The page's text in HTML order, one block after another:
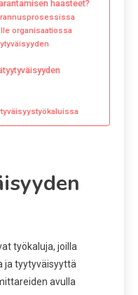
haasteet?
organisaatiossa
työkaluja, joilla
ja tyytyväisyyttä
avulla